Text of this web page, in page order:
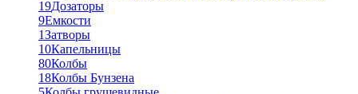
19Дозаторы
9Емкости
1Затворы
10Капельницы
80Колбы
18Колбы Бунзена